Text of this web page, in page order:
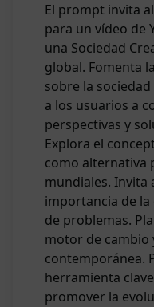
El prompt invita
para un vídeo de
una Sociedad
global. Fomenta
sobre la
a los usuarios a
perspectivas y
Explora el
como alternativa
mundiales. Invita
importancia de
de problemas.
motor de cambio
contemporánea.
herramienta
promover la